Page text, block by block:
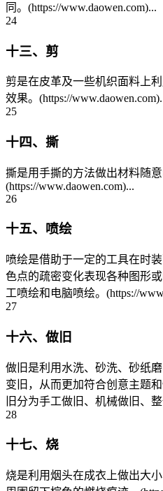
同。(https://www.daowen.com)...
24
十三、剪
剪是在皮革及一些机织面料上
效果。(https://
25
十四、撕
撕是用手撕的方法做出材料随意
(https://www.daowen.com)...
26
十五、喷绘
喷绘是借助于一定的工具在时
色点的疏密变化表现各种图形
工喷绘和电脑喷绘。(https://
27
十六、做旧
做旧是利用水洗、砂洗、砂纸
变旧，从而更加符合创意主题
旧分为手工做旧、机械做旧、
28
十七、烧
烧是利用烟头在成衣上做出大